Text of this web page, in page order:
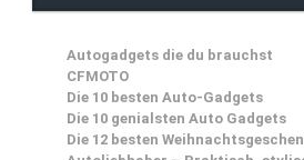
Autogadgets die du brauchst
CFMOTO
Die 10 besten Auto-Gadgets
Die 10 genialsten Auto Gadgets
Die 12 besten